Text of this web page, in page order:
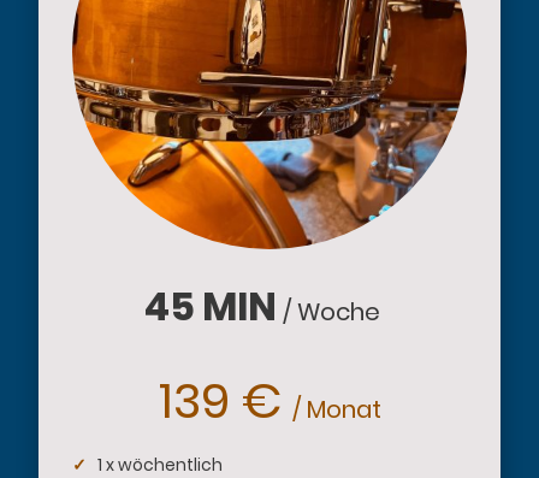
45 MIN / Woche
139 € / Monat
✓ 1 x wöchentlich